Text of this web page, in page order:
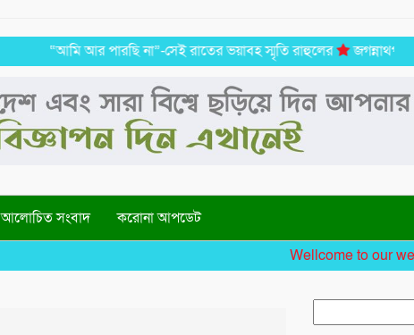
“আমি আর পারছি না”-সেই রাতের ভয়াবহ স্মৃতি রাহুলের জগন্নাথপুরে
আলোচিত সংবাদ
করোনা আপডেট
Wellcome to our
for: